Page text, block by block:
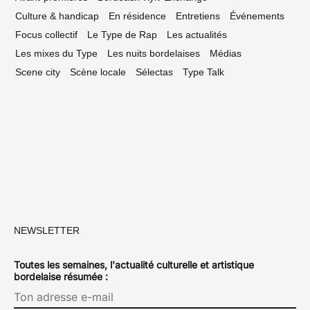
Culture & handicap
En résidence Entretiens
Événements
Focus collectif
Le Type de Rap
Les actualités
Les mixes du Type
Les nuits bordelaises
Médias
Scene city
Scène locale Sélectas Type Talk
NEWSLETTER
Toutes les semaines, l'actualité culturelle et artistique
bordelaise résumée :